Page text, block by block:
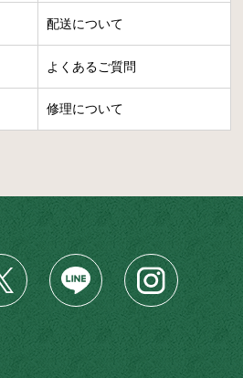
配送について
よくあるご質問
修理について